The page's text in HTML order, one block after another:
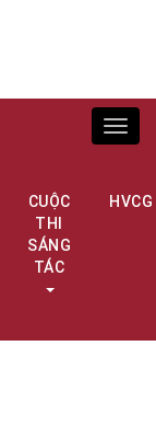
CUỘC
THI
SÁNG
TÁC
HVCG